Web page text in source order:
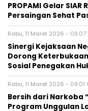
PROPAMI Gelar
Persaingan Sehat
Rabu, 11 Maret 2026 - 09:07
Sinergi Kejaksaan
Dorong
Sosial Penegakan
Rabu, 11 Maret 2026 - 09:01
Bersih dari Narkoba
Program Unggulan